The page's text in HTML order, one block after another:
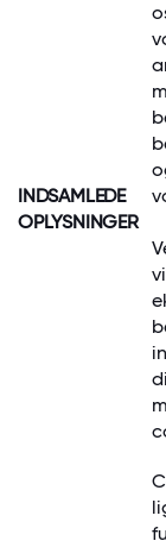
INDSAMLEDE
OPLYSNINGER